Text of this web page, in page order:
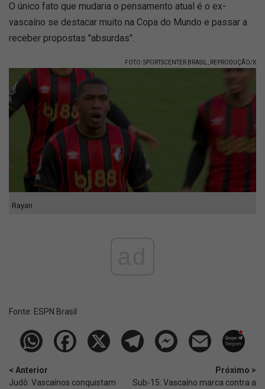
O único fato que mudaria o pensamento atual é o ex-
vascaíno se destacar muito na Copa do Mundo e passar a
receber propostas "absurdas".
FOTO: SPORTSCENTER BRASIL, REPRODUÇÃO/X
Rayan
Fonte: ESPN Brasil
< Anterior
Judô: Vascaínos conquistam
Próximo >
Sub-15: Vascaíno marca contra a